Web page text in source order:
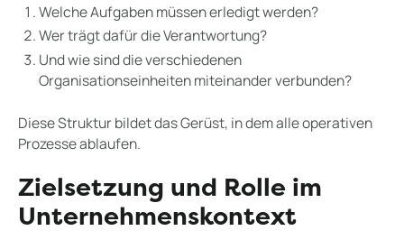
Welche Aufgaben müssen erledigt werden?
Wer trägt dafür die Verantwortung?
Und wie sind die verschiedenen
Organisationseinheiten miteinander verbunden?
Diese Struktur bildet das Gerüst, in dem alle operativen
Prozesse ablaufen.
Zielsetzung und Rolle im
Unternehmenskontext